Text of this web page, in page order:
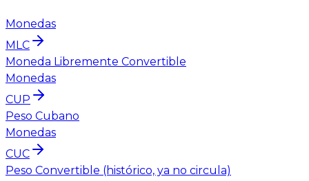
Monedas
MLC
Moneda Libremente Convertible
Monedas
CUP
Peso Cubano
Monedas
CUC
Peso Convertible (histórico, ya no circula)